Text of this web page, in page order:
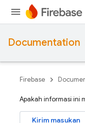
Documentation
Firebase
Apakah informasi ini
Kirim masukan